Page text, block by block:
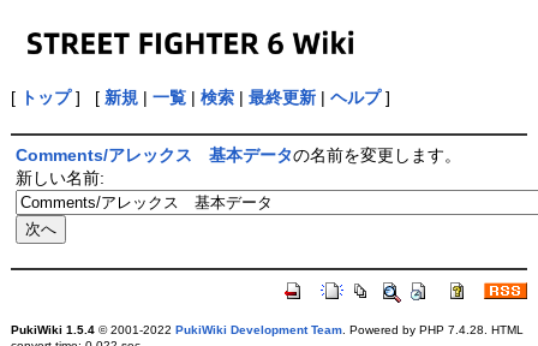
[ トップ] [ 新規| 一覧| 検索| 最終更新| ヘルプ]
Comments/アレックス 基本データの名前を変更します。
新しい名前:
PukiWiki 1.5.4© 2001-2022 PukiWiki Development Team. Powered by PHP 7.4.28. HTML